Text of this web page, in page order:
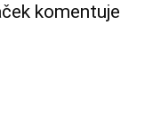
komentuje